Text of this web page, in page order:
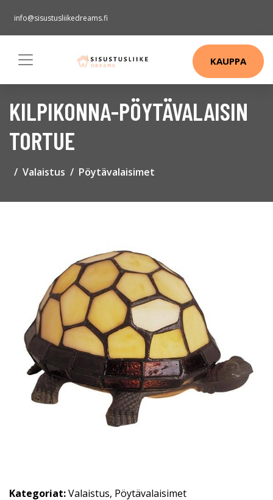
info@sisustusliikedreams.fi
KAUPPA
KILPIKONNA-PÖYTÄVALAISIN
TORTUE
Valaistus Pöytävalaisimet
Kategoriat:Valaistus, Pöytävalaisimet